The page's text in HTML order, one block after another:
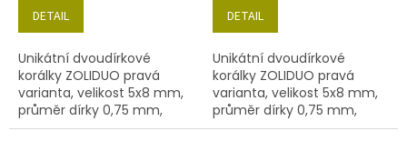
DETAIL
Unikátní dvoudírkové
korálky ZOLIDUO pravá
varianta, velikost 5x8 mm,
průměr dírky 0,75 mm,
obsah balení 20 ks nebo
DETAIL
Unikátní dvoudírkové
korálky ZOLIDUO pravá
varianta, velikost 5x8 mm,
průměr dírky 0,75 mm,
obsah balení 20 ks nebo